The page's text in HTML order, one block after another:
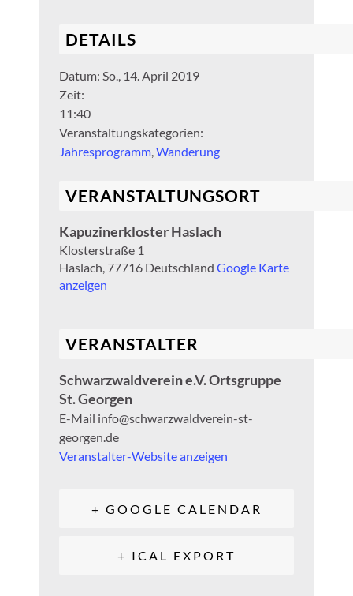
DETAILS
Datum: So., 14. April 2019
Zeit:
11:40
Veranstaltungskategorien:
Jahresprogramm,Wanderung
VERANSTALTUNGSORT
Kapuzinerkloster Haslach
Klosterstraße 1
Haslach, 77716 Deutschland Google Karte
anzeigen
VERANSTALTER
Schwarzwaldverein e.V. Ortsgruppe
St. Georgen
E-Mail info@schwarzwaldverein-st-
georgen.de
Veranstalter-Website anzeigen
+ GOOGLE CALENDAR
+ ICAL EXPORT